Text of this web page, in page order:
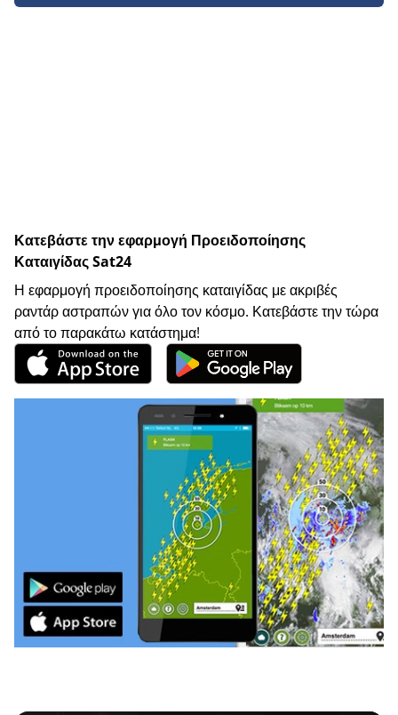
Κατεβάστε την εφαρμογή Προειδοποίησης
Καταιγίδας Sat24
Η εφαρμογή προειδοποίησης καταιγίδας με ακριβές
ραντάρ αστραπών για όλο τον κόσμο. Κατεβάστε την τώρα
από το παρακάτω κατάστημα!